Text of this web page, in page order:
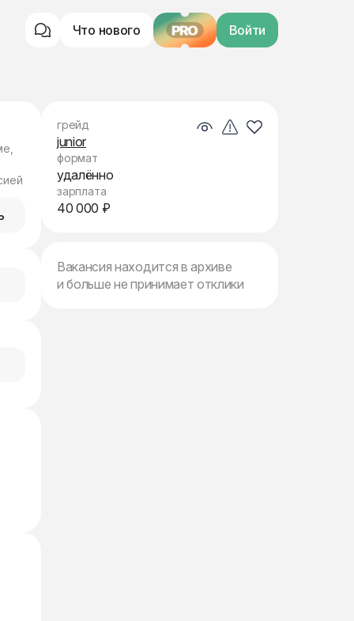
Что нового PRO Войти
грейд
junior
формат
удалённо
зарплата
40 000 ₽
Вакансия находится в архиве
и больше не принимает отклики